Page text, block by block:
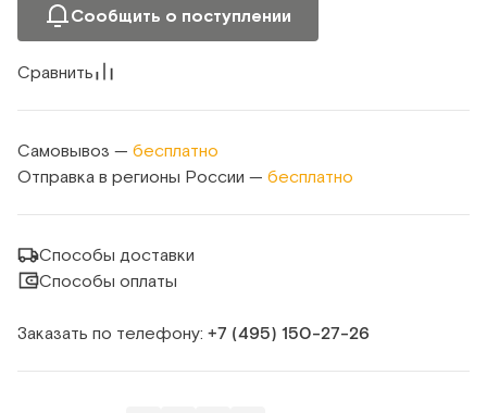
Сообщить о поступлении
Сравнить
Самовывоз — бесплатно
Отправка в регионы России — бесплатно
Способы доставки
Способы оплаты
Заказать по телефону: +7 (495) 150‑27‑26